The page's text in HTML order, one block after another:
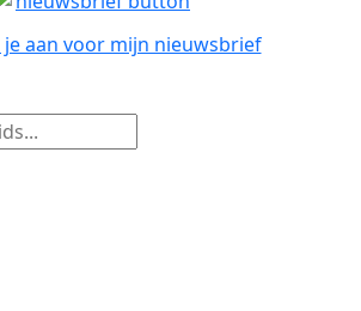
aan voor mijn nieuwsbrief